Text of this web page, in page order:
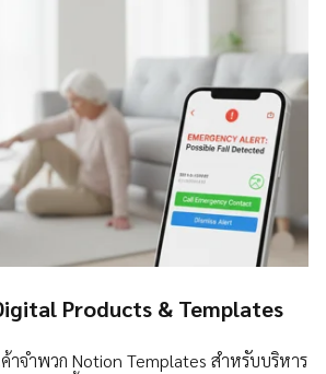
Products & Templates
จำพวก Notion Templates สำหรับบริหาร